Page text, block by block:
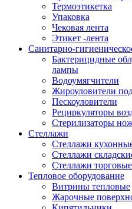
Термоэтикетка
Упаковка
Чековая лента
Этикет -лента
Санитарно-
Бактерицидные
лампы
Водоумягчители
Жироуловители
Пескоуловители
Рециркуляторы
Стерилизаторы
Стеллажи
Стеллажи
Стеллажи
Стеллажи
Тепловое оборудование
Витрины тепловые
Жарочные